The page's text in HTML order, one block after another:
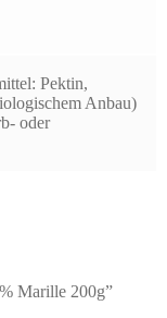
Pektin,
Anbau)
oder
Marille 200g”